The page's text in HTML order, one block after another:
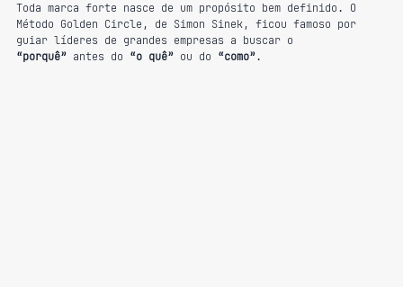
Toda marca forte nasce de um propósito bem definido. O
Método Golden Circle, de Simon Sinek, ficou famoso por
guiar líderes de grandes empresas a buscar o
“porquê” antes do “o quê” ou do “como”.